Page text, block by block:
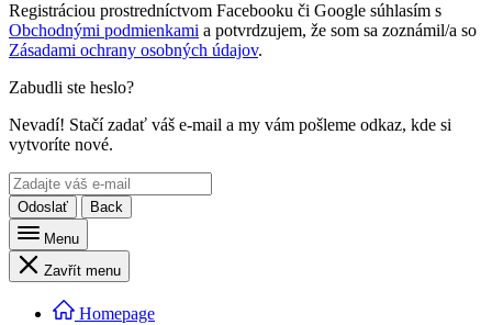
Registráciou prostredníctvom Facebooku či Google súhlasím s
Obchodnými podmienkami a potvrdzujem, že som sa zoznámil/a so
Zásadami ochrany osobných údajov.
Zabudli ste heslo?
Nevadí! Stačí zadať váš e-mail a my vám pošleme odkaz, kde si
vytvoríte nové.
Odoslať
Back
Menu
Zavřít menu
Homepage